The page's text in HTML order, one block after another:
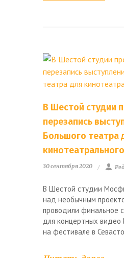
В Шестой студии
перезапись
Большого театра
30 сентября 2020
В Шестой студии
над необычным
проводили финальное
для концертных видео
на фестивале в